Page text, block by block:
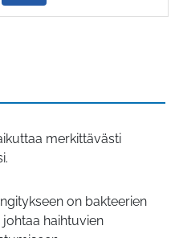
merkittävästi
on bakteerien
haihtuvien